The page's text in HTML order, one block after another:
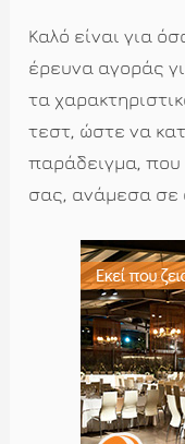
Καλό είναι για
έρευνα αγοράς
τα
τεστ, ώστε να
παράδειγμα, που
σας, ανάμεσα σε